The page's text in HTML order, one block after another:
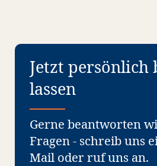
Jetzt persönlich
lassen
Gerne beantworten
Fragen - schreib uns
Mail oder ruf uns an.